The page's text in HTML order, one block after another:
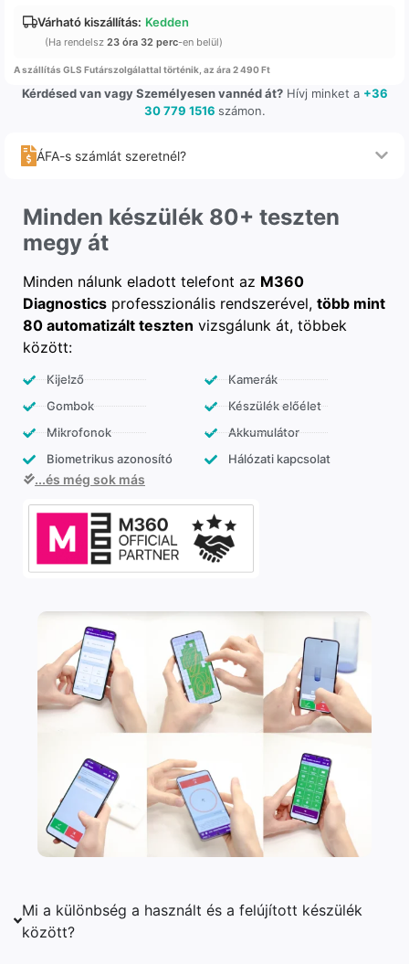
Várható kiszállítás: Kedden
(Ha rendelsz 23 óra 32 perc-en belül)
A szállítás GLS Futárszolgálattal történik, az ára 2 490 Ft
Kérdésed van vagy Személyesen vannéd át?Hívj minket a +36
30 779 1516 számon.
ÁFA-s számlát szeretnél?
Minden készülék 80+ teszten
megy át
Minden nálunk eladott telefont az M360
Diagnostics professzionális rendszerével, több mint
80 automatizált teszten vizsgálunk át, többek
között:
Kijelző
Gombok
Mikrofonok
Biometrikus azonosító
Kamerák
Készülék előélet
Akkumulátor
Hálózati kapcsolat
...és még sok más
Mi a különbség a használt és a felújított készülék
között?